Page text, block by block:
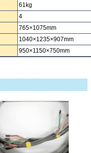
61kg
4
765×1075mm
1040×1235×907mm
950×1150×750mm